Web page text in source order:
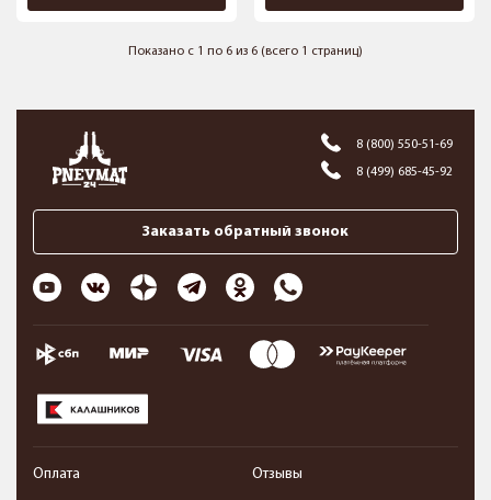
Показано с 1 по 6 из 6 (всего 1 страниц)
8 (800) 550-51-69
8 (499) 685-45-92
Заказать обратный звонок
Оплата Отзывы